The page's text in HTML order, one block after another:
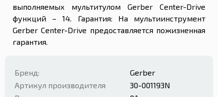
выполняемых мультитулом Gerber Center-Drive
функций – 14. Гарантия: На мультиинструмент
Gerber Center-Drive предоставляется пожизненная
гарантия.
Бренд:
Gerber
Артикул производителя
30-001193N